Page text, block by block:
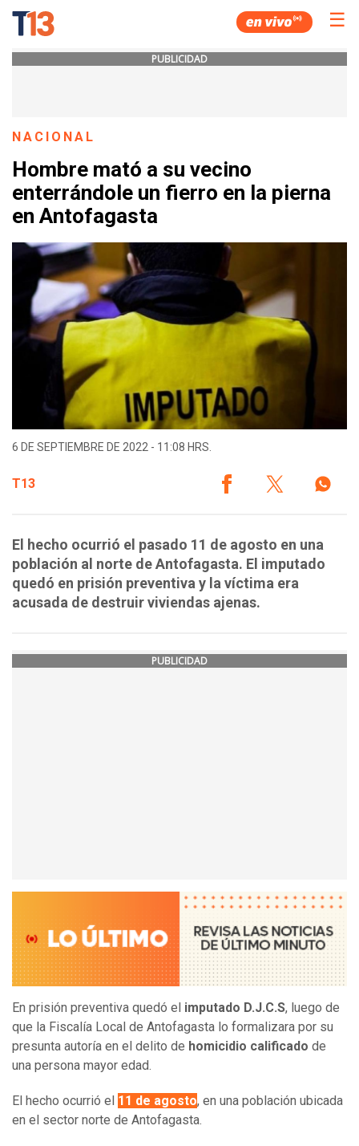
☰
PUBLICIDAD
NACIONAL
Hombre mató a su vecino
enterrándole un fierro en la pierna
en Antofagasta
6 DE SEPTIEMBRE DE 2022 - 11:08 HRS.
T13
El hecho ocurrió el pasado 11 de agosto en una
población al norte de Antofagasta. El imputado
quedó en prisión preventiva y la víctima era
acusada de destruir viviendas ajenas.
PUBLICIDAD
En prisión preventiva quedó el imputado D.J.C.S, luego de
que la Fiscalía Local de Antofagasta lo formalizara por su
presunta autoría en el delito de homicidio calificado de
una persona mayor edad.
El hecho ocurrió el 11 de agosto, en una población ubicada
en el sector norte de Antofagasta.